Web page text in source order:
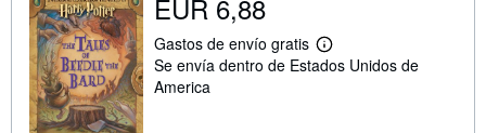
e
l
a
EUR 6,88
Gastos de envío gratis
M
á
Se envía dentro de Estados Unidos de
America